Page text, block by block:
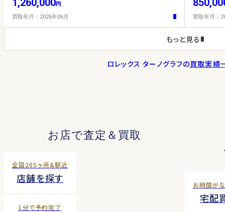
1,260,000円
買取年月：2026年06月 買取年月：
もっと見る
ロレックス ターノグラフの買取実績
お店で査定＆買取
全国205ヶ所&駅近
店舗を探す
1分で予約完了
お時間が
宅配